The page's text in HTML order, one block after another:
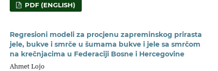
PDF (ENGLISH)
Regresioni modeli za procjenu zapreminskog prirasta
jele, bukve i smrče u šumama bukve i jele sa smrčom
na krečnjacima u Federaciji Bosne i Hercegovine
Ahmet Lojo